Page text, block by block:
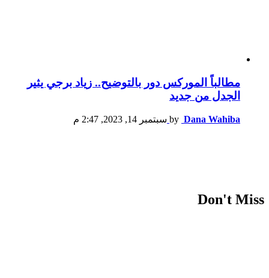
مطالباً الموركس دور بالتوضيح.. زياد برجي يثير
الجدل من جديد
by Dana Wahiba سبتمبر 14, 2023, 2:47 م
Don't Miss